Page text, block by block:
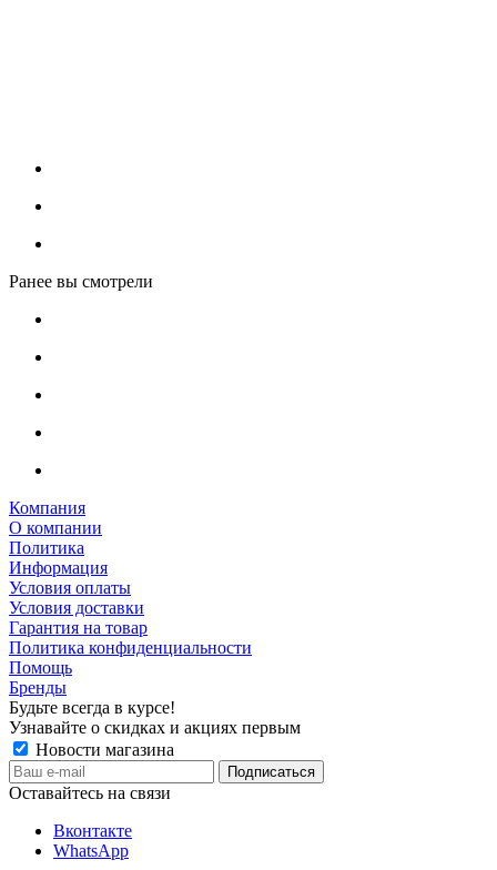
Ранее вы смотрели
Компания
О компании
Политика
Информация
Условия оплаты
Условия доставки
Гарантия на товар
Политика конфиденциальности
Помощь
Бренды
Будьте всегда в курсе!
Узнавайте о скидках и акциях первым
Новости магазина
Оставайтесь на связи
Вконтакте
WhatsApp